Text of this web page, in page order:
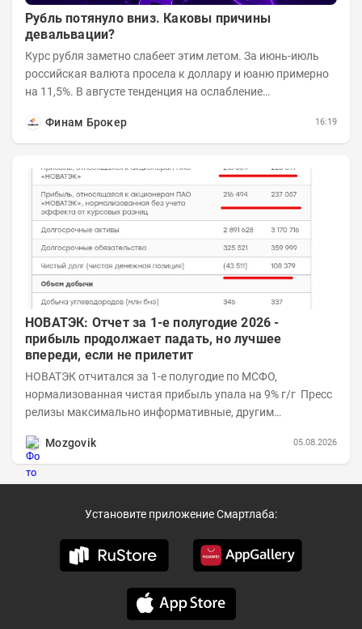
Рубль потянуло вниз. Каковы причины
девальвации?
Курс рубля заметно слабеет этим летом. За июнь-июль
российская валюта просела к доллару и юаню примерно
на 11,5%. В августе тенденция на ослабление
Финам Брокер
16:19
НОВАТЭК: Отчет за 1-е полугодие 2026 -
прибыль продолжает падать, но лучшее
впереди, если не прилетит
НОВАТЭК отчитался за 1-е полугодие по МСФО,
нормализованная чистая прибыль упала на 9% г/г Пресс
релизы максимально информативные, другим
Mozgovik
05.08.2026
Установите приложение Смартлаба: